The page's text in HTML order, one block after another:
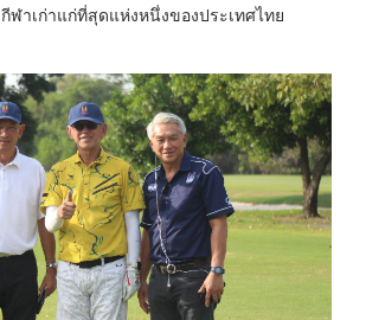
าเก่าแก่ที่สุดแห่งหนึ่งของประเทศไทย